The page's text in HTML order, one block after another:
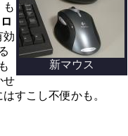
新マウス
も
ロ
効
せ
すこし不便かも。